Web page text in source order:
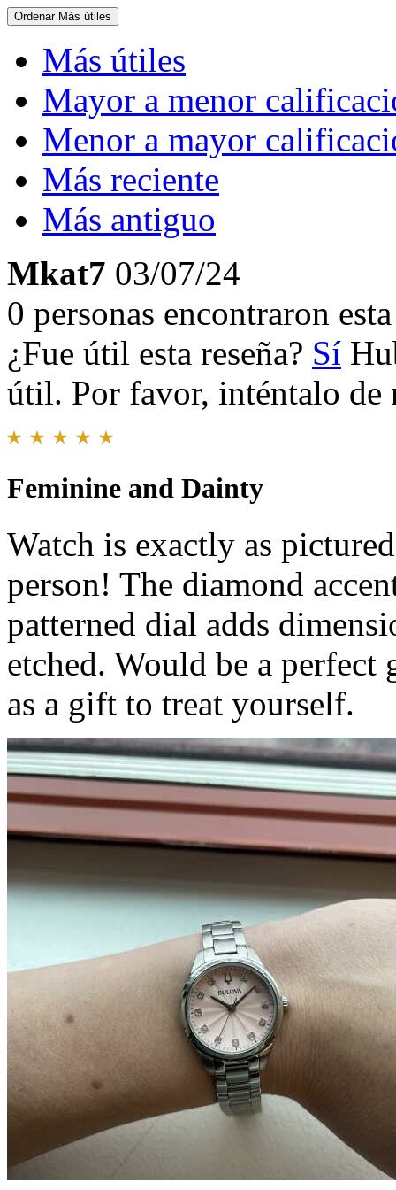
Ordenar Más útiles
Más útiles
Mayor a menor
Menor a mayor
Más reciente
Más antiguo
Mkat7 03/07/24
0 personas encontraron
¿Fue útil esta reseña? Sí
útil. Por favor, inténtalo de
Feminine and Dainty
Watch is exactly as
person! The diamond
patterned dial adds
etched. Would be a
as a gift to treat yourself.